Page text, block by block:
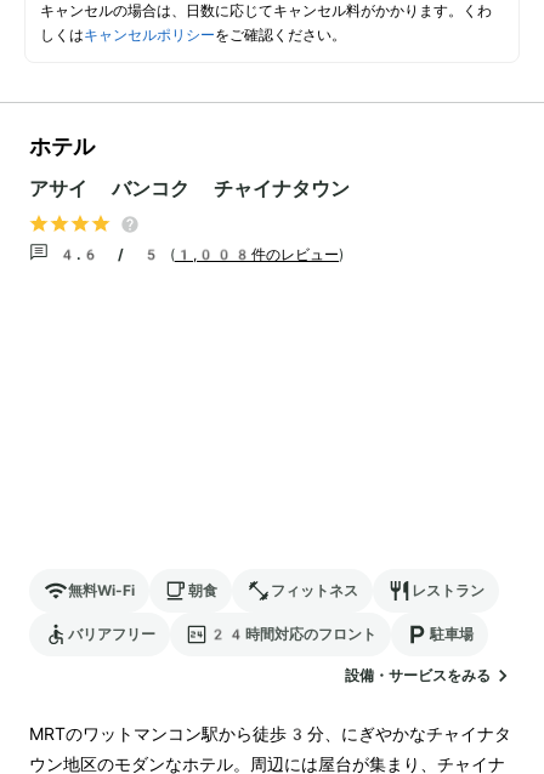
キャンセルの場合は、日数に応じてキャンセル料がかかります。くわ
しくはキャンセルポリシーをご確認ください。
ホテル
アサイ バンコク チャイナタウン
4.6 / 5 ( 1,008件のレビュー)
無料Wi-Fi 朝食 フィットネス レストラン
バリアフリー 24時間対応のフロント 駐車場
設備・サービスをみる
MRTのワットマンコン駅から徒歩3分、にぎやかなチャイナタ
ウン地区のモダンなホテル。周辺には屋台が集まり、チャイナ